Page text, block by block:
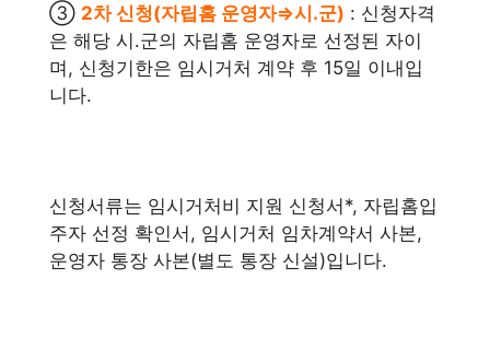
③ 2차 신청(자립홈 운영자⇒시․군) : 신청자격
은 해당 시․군의 자립홈 운영자로 선정된 자이
며, 신청기한은 임시거처 계약 후 15일 이내입
니다.
신청서류는 임시거처비 지원 신청서*, 자립홈입
주자 선정 확인서, 임시거처 임차계약서 사본,
운영자 통장 사본(별도 통장 신설)입니다.